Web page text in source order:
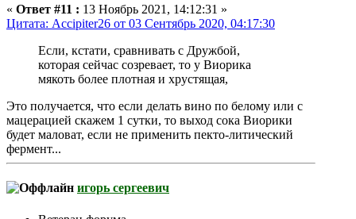
« Ответ #11 : 13 Ноябрь 2021, 14:12:31 »
Цитата: Accipiter26 от 03 Сентябрь 2020, 04:17:30
Если, кстати, сравнивать с Дружбой,
которая сейчас созревает, то у Виорика
мякоть более плотная и хрустящая,
Это получается, что если делать вино по белому или с
мацерацией скажем 1 сутки, то выход сока Виорики
будет маловат, если не применить пекто-литический
фермент...
игорь сергеевич